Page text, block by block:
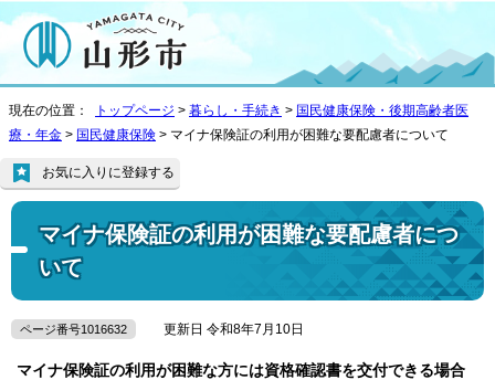
現在の位置： トップページ > 暮らし・手続き > 国民健康保険・後期高齢者医
療・年金 > 国民健康保険 > マイナ保険証の利用が困難な要配慮者について
マイナ保険証の利用が困難な要配慮者につ
いて
お気に入りに登録する
ページ番号1016632 更新日 令和8年7月10日
マイナ保険証の利用が困難な方には資格確認書を交付できる場合